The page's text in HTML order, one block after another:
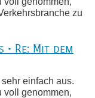
zu
Re: Mit dem
einfach aus.
voll genommen,